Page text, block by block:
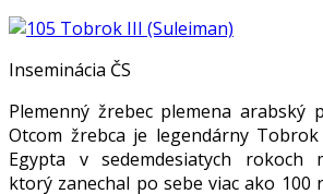
Inseminácia ČS
Plemenný žrebec plemena arabský
Otcom žrebca je legendárny Tobrok
Egypta v sedemdesiatych rokoch
ktorý zanechal po sebe viac ako 100